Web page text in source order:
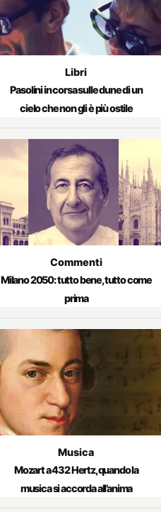
Libri
Pasolini in corsa sulle dune di un
cielo che non gli è più ostile
Commenti
Milano 2050: tutto bene, tutto come
prima
Musica
Mozart a 432 Hertz, quando la
musica si accorda all’anima